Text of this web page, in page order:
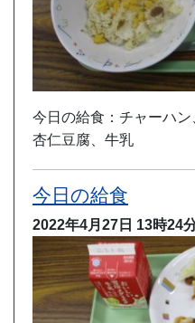
今日の給食：チャーハン
杏仁豆腐、牛乳
今日の給食
2022年4月27日 13時24